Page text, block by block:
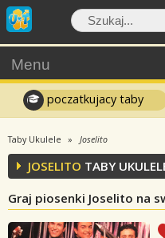
Menu
poczatkujacy taby
Taby Ukulele Joselito
JOSELITO TABY
Graj piosenki Joselito na